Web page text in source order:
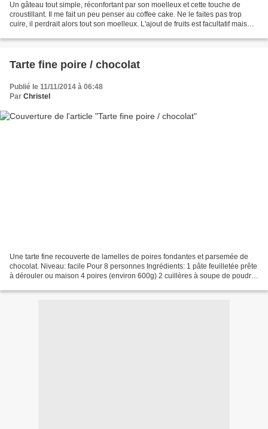
Un gâteau tout simple, réconfortant par son moelleux et cette touche de
croustillant. Il me fait un peu penser au coffee cake. Ne le faites pas trop
cuire, il perdrait alors tout son moelleux. L'ajout de fruits est facultatif mais
Tarte fine poire / chocolat
Publié le 11/11/2014 à 06:48
Par Christel
Une tarte fine recouverte de lamelles de poires fondantes et parsemée de
chocolat. Niveau: facile Pour 8 personnes Ingrédients: 1 pâte feuilletée prête
à dérouler ou maison 4 poires (environ 600g) 2 cuillères à soupe de poudre